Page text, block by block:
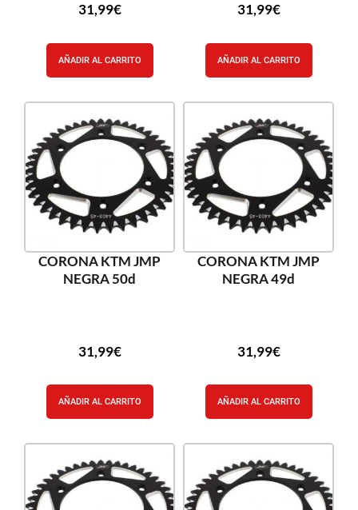
31,99€
AÑADIR AL CARRITO
31,99€
AÑADIR AL CARRITO
CORONA KTM JMP
NEGRA 50d
31,99€
AÑADIR AL CARRITO
CORONA KTM JMP
NEGRA 49d
31,99€
AÑADIR AL CARRITO